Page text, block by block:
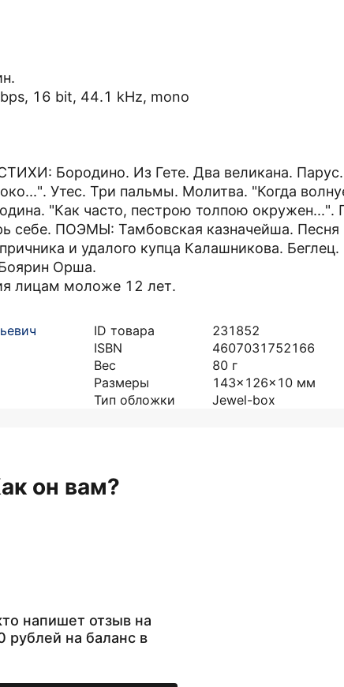
16 bit, 44.1 kHz, mono
Бородино. Из Гете. Два великана.
Утес. Три пальмы. Молитва. "Когда
"Как часто, пестрою толпою окружен...".
себе. ПОЭМЫ: Тамбовская казначейша. Песня
и удалого купца Калашникова. Беглец.
Орша.
лицам моложе 12 лет.
ID товара
231852
ISBN
4607031752166
Вес
80 г
Размеры
143x126x10 мм
Тип обложки
Jewel-box
он вам?
напишет отзыв на
рублей на баланс в